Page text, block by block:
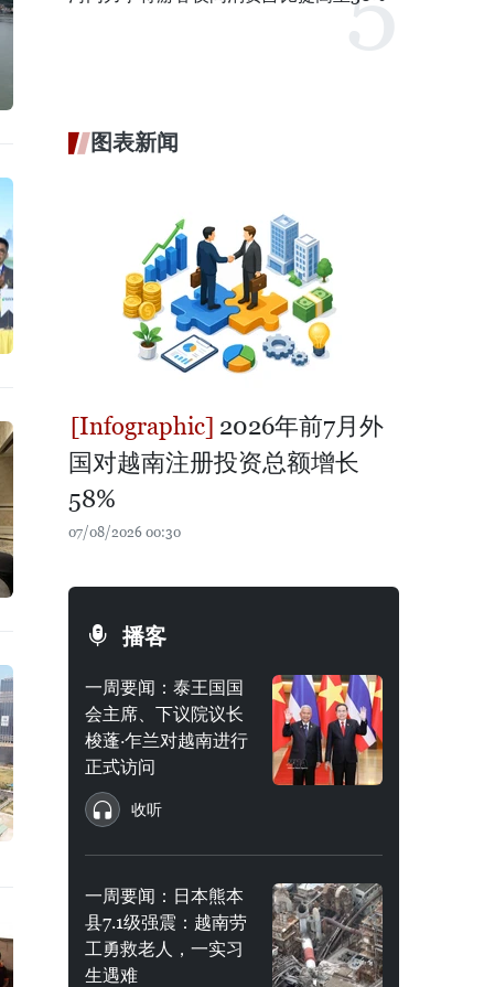
图表新闻
2026年前7月外
国对越南注册投资总额增长
58%
07/08/2026 00:30
播客
一周要闻：泰王国国
会主席、下议院议长
梭蓬·乍兰对越南进行
正式访问
收听
一周要闻：日本熊本
县7.1级强震：越南劳
工勇救老人，一实习
生遇难